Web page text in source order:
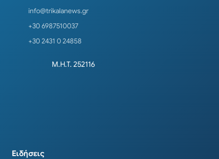
info@trikalanews.gr
+30 6987510037
+30 2431 0 24858
Μ.Η.Τ. 252116
Ειδήσεις